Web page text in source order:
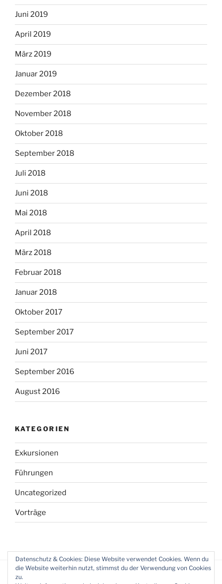
Juni 2019
April 2019
März 2019
Januar 2019
Dezember 2018
November 2018
Oktober 2018
September 2018
Juli 2018
Juni 2018
Mai 2018
April 2018
März 2018
Februar 2018
Januar 2018
Oktober 2017
September 2017
Juni 2017
September 2016
August 2016
KATEGORIEN
Exkursionen
Führungen
Uncategorized
Vorträge
Datenschutz & Cookies: Diese Website verwendet Cookies. Wenn du
die Website weiterhin nutzt, stimmst du der Verwendung von Cookies
zu.